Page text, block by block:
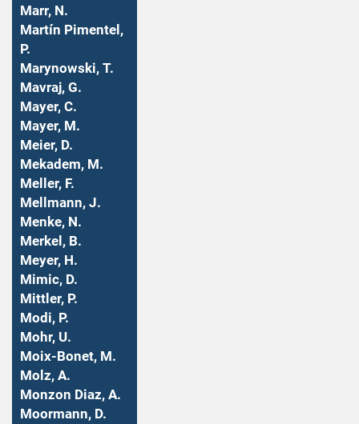
Marr, N.
Martín Pimentel,
P.
Marynowski, T.
Mavraj, G.
Mayer, C.
Mayer, M.
Meier, D.
Mekadem, M.
Meller, F.
Mellmann, J.
Menke, N.
Merkel, B.
Meyer, H.
Mimic, D.
Mittler, P.
Modi, P.
Mohr, U.
Moix-Bonet, M.
Molz, A.
Monzon Diaz, A.
Moormann, D.